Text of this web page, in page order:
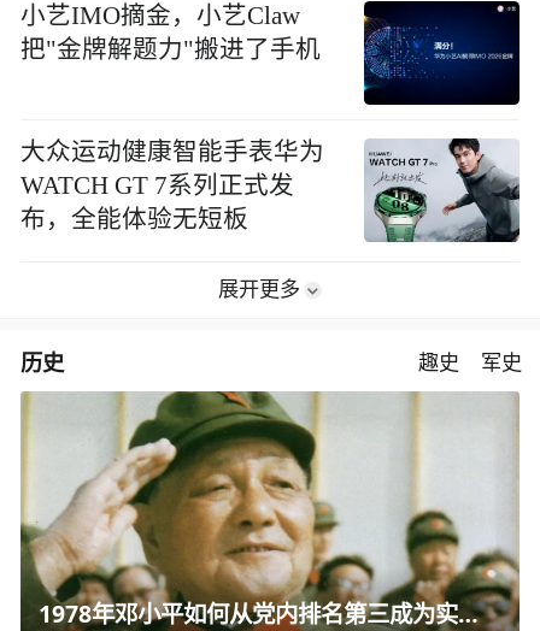
小艺IMO摘金，小艺Claw
把"金牌解题力"搬进了手机
大众运动健康智能手表华为
WATCH GT 7系列正式发
布，全能体验无短板
展开更多
历史 趣史 军史
1978年邓小平如何从党内排名第三成为实际核心？